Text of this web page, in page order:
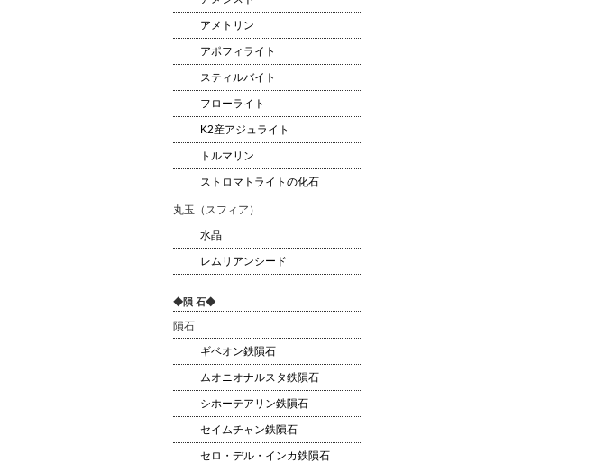
アメトリン
アポフィライト
スティルバイト
フローライト
K2産アジュライト
トルマリン
ストロマトライトの化石
丸玉（スフィア）
水晶
レムリアンシード
◆隕 石◆
隕石
ギベオン鉄隕石
ムオニオナルスタ鉄隕石
シホーテアリン鉄隕石
セイムチャン鉄隕石
セロ・デル・インカ鉄隕石